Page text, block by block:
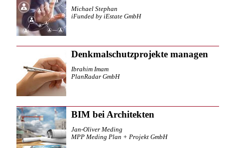
Michael Stephan
iFunded by iEstate GmbH
Denkmalschutzprojekte managen
Ibrahim Imam
PlanRadar GmbH
BIM bei Architekten
Jan-Oliver Meding
MPP Meding Plan + Projekt GmbH